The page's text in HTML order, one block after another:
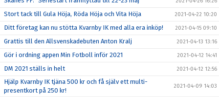
Stort tack till Gula Höja, Röda Höja och Vita Höja 2021-04-22 10:20
Ditt företag kan nu stötta Kvarnby IK med alla era inköp! 2021-04-15 09:10
Grattis till den Allsvenskadebuten Anton Kralj 2021-04-13 13:16
Gör i ordning appen Min Fotboll inför 2021 2021-04-12 14:41
DM 2021 ställs in helt 2021-04-12 12:56
Hjälp Kvarnby IK tjäna 500 kr och få själv ett multi-
presentkort på 250 kr!
2021-04-09 14:03